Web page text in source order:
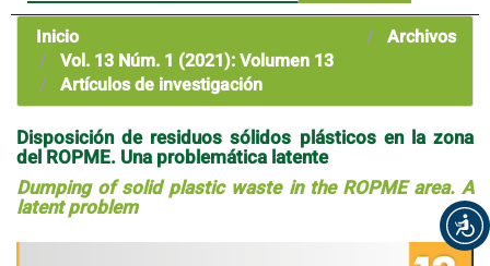
Inicio
Archivos
Vol. 13 Núm. 1 (2021): Volumen 13
Artículos de investigación
Disposición de residuos sólidos plásticos en la zona
del ROPME. Una problemática latente
Dumping of solid plastic waste in the ROPME area. A
latent problem
Barra